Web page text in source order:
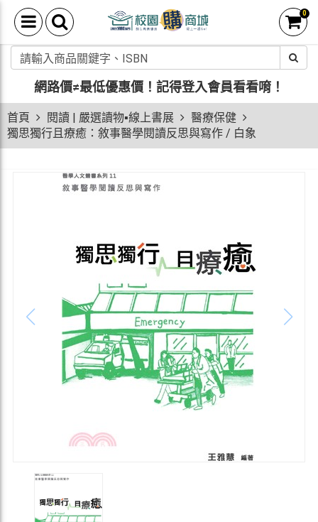
0
網路價≠最低優惠價！ 記得登入會員看看唷！
首頁 閱讀 | 嚴選讀物▪線上書展
醫療保健
獨思獨行且療癒：敘事醫學閱讀反思與寫作 / 白象